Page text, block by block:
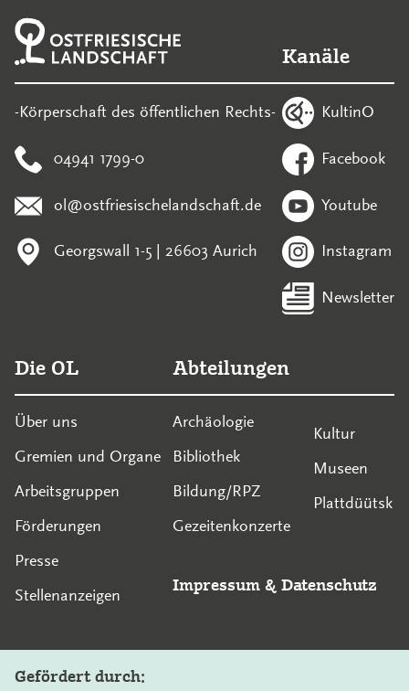
-Körperschaft des öffentlichen Rechts-
04941 1799-0
ol@ostfriesischelandschaft.de
Georgswall 1-5 | 26603 Aurich
Kanäle
KultinO
Facebook
Youtube
Instagram
Newsletter
Die OL
Über uns
Gremien und Organe
Arbeitsgruppen
Förderungen
Presse
Stellenanzeigen
Abteilungen
Archäologie
Bibliothek
Bildung/RPZ
Gezeitenkonzerte
Kultur
Museen
Plattdüütsk
Impressum & Datenschutz
Gefördert durch: